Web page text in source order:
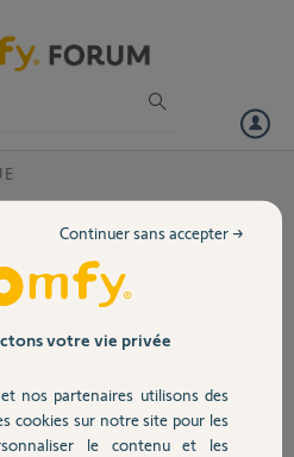
l’activation
tahoma pour l’activation
votre vie privée
nos partenaires utilisons des
cookies sur notre site pour les
le contenu et les
Continuer sans accepter →